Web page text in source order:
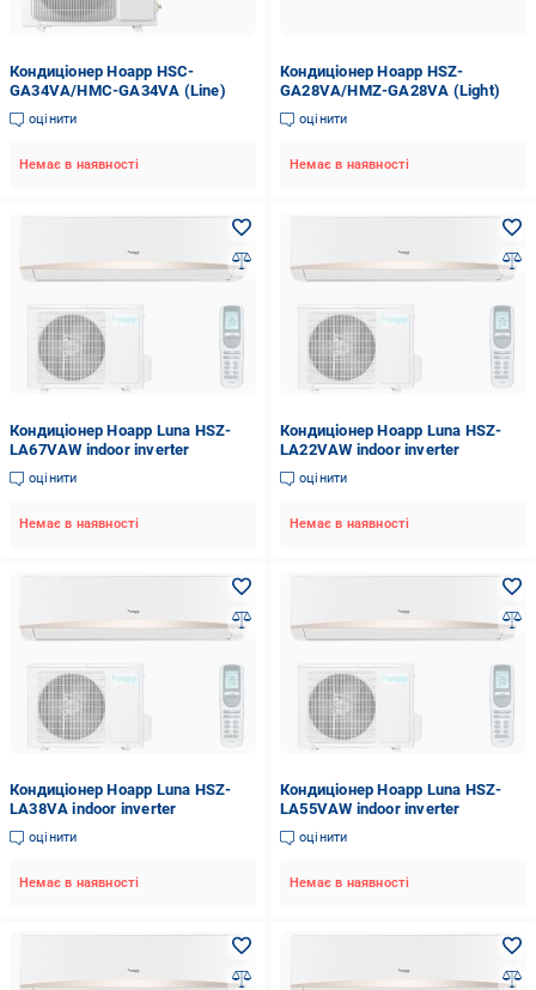
Кондиціонер Hoapp HSC-
GA34VA/HMC-GA34VA (Line)
оцінити
Немає в наявності
Кондиціонер Hoapp HSZ-
GA28VA/HMZ-GA28VA (Light)
оцінити
Немає в наявності
Кондиціонер Hoapp Luna HSZ-
LA67VAW indoor inverter
оцінити
Немає в наявності
Кондиціонер Hoapp Luna HSZ-
LA22VAW indoor inverter
оцінити
Немає в наявності
Кондиціонер Hoapp Luna HSZ-
LA38VA indoor inverter
оцінити
Немає в наявності
Кондиціонер Hoapp Luna HSZ-
LA55VAW indoor inverter
оцінити
Немає в наявності